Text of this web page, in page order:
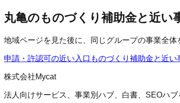
丸亀のものづくり補助金と近い
地域ページを見た後に、同じグループの事業全体
申請・許認可の近い入口 ものづくり補助金と近い
株式会社Mycat
法人向けサービス、事業別ハブ、白書、SEOハ